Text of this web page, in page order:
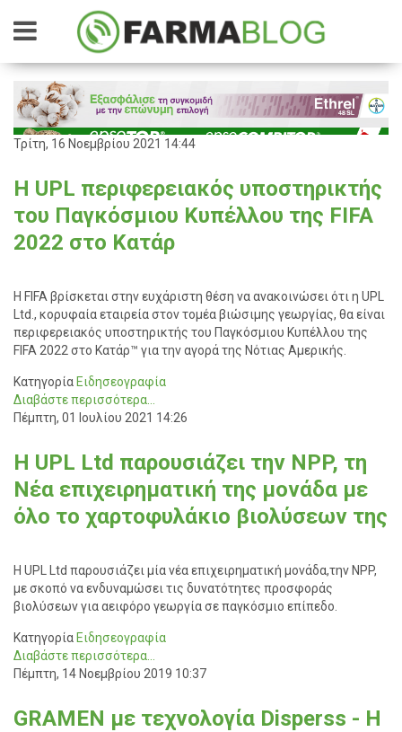
Τρίτη, 16 Νοεμβρίου 2021 14:44
Η UPL περιφερειακός υποστηρικτής
του Παγκόσμιου Κυπέλλου της FIFA
2022 στο Κατάρ
Η FIFA βρίσκεται στην ευχάριστη θέση να ανακοινώσει ότι η UPL
Ltd., κορυφαία εταιρεία στον τομέα βιώσιμης γεωργίας, θα είναι
περιφερειακός υποστηρικτής του Παγκόσμιου Κυπέλλου της
FIFA 2022 στο Κατάρ™ για την αγορά της Νότιας Αμερικής.
Κατηγορία Ειδησεογραφία
Διαβάστε περισσότερα...
Πέμπτη, 01 Ιουλίου 2021 14:26
H UPL Ltd παρουσιάζει την NPP, τη
Νέα επιχειρηματική της μονάδα με
όλο το χαρτοφυλάκιο βιολύσεων της
Η UPL Ltd παρουσιάζει μία νέα επιχειρηματική μονάδα,την NPP,
με σκοπό να ενδυναμώσει τις δυνατότητες προσφοράς
βιολύσεων για αειφόρο γεωργία σε παγκόσμιο επίπεδο.
Κατηγορία Ειδησεογραφία
Διαβάστε περισσότερα...
Πέμπτη, 14 Νοεμβρίου 2019 10:37
GRAMEN με τεχνολογία Disperss - Η